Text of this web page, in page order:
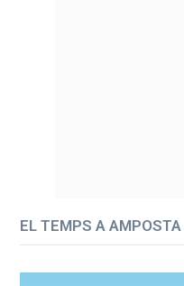
EL TEMPS A AMPOSTA